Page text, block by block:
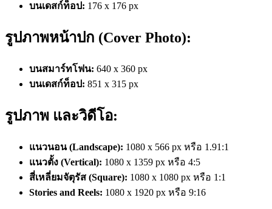
บนเดสก์ท็อป: 176 x 176 px
รูปภาพหน้าปก (Cover Photo):
บนสมาร์ทโฟน: 640 x 360 px
บนเดสก์ท็อป: 851 x 315 px
รูปภาพ และวิดีโอ:
แนวนอน (Landscape): 1080 x 566 px หรือ 1.91:1
แนวตั้ง (Vertical): 1080 x 1359 px หรือ 4:5
สี่เหลี่ยมจัตุรัส (Square): 1080 x 1080 px หรือ 1:1
Stories and Reels: 1080 x 1920 px หรือ 9:16